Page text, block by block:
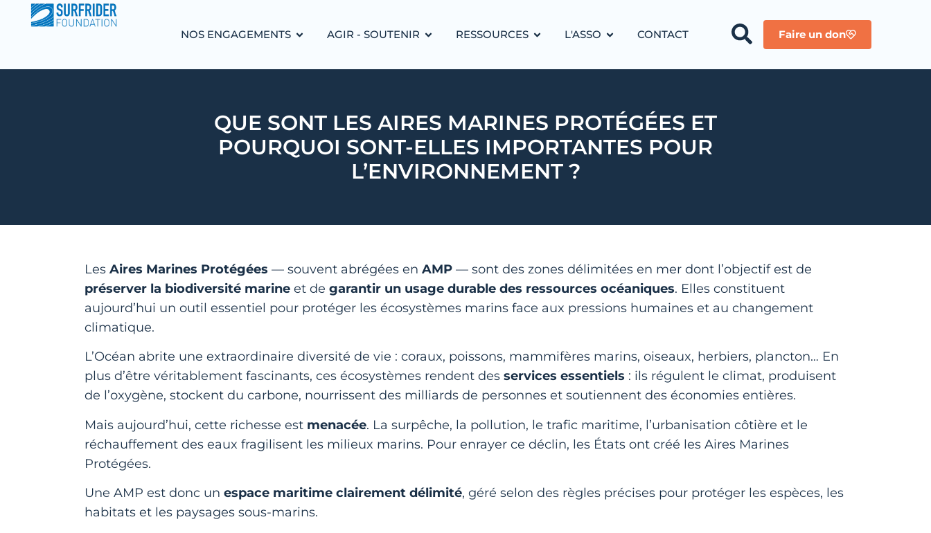
NOS ENGAGEMENTS AGIR - SOUTENIR RESSOURCES L'ASSO CONTACT Faire un don
QUE SONT LES AIRES MARINES PROTÉGÉES ET
POURQUOI SONT-ELLES IMPORTANTES POUR
L’ENVIRONNEMENT ?
Les Aires Marines Protégées — souvent abrégées en AMP — sont des zones délimitées en mer dont l’objectif est de
préserver la biodiversité marine et de garantir un usage durable des ressources océaniques. Elles constituent
aujourd’hui un outil essentiel pour protéger les écosystèmes marins face aux pressions humaines et au changement
climatique.
L’Océan abrite une extraordinaire diversité de vie : coraux, poissons, mammifères marins, oiseaux, herbiers, plancton… En
plus d’être véritablement fascinants, ces écosystèmes rendent des services essentiels : ils régulent le climat, produisent
de l’oxygène, stockent du carbone, nourrissent des milliards de personnes et soutiennent des économies entières.
Mais aujourd’hui, cette richesse est menacée. La surpêche, la pollution, le trafic maritime, l’urbanisation côtière et le
réchauffement des eaux fragilisent les milieux marins. Pour enrayer ce déclin, les États ont créé les Aires Marines
Protégées.
Une AMP est donc un espace maritime clairement délimité, géré selon des règles précises pour protéger les espèces, les
habitats et les paysages sous-marins.